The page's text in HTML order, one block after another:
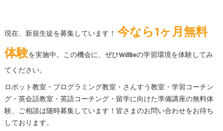
現在、新規生徒を募集しています！ 今なら1ヶ月無料
体験を実施中。この機会に、ぜひWillBeの学習環境を体験してみ
てください。
ロボット教室・プログラミング教室・さんすう教室・学習コーチン
グ・英会話教室・英語コーチング・留学に向けた準備講座の無料体
験、ご相談は随時募集しています！皆さまのお問い合わせをお待ち
しております。